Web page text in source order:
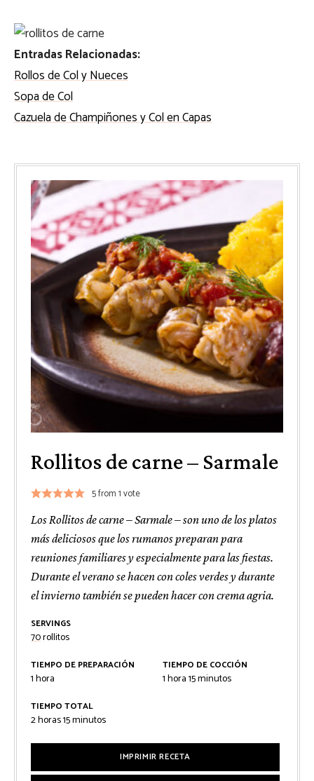
Entradas Relacionadas:
Rollos de Col y Nueces
Sopa de Col
Cazuela de Champiñones y Col en Capas
Rollitos de carne – Sarmale
5from 1 vote
Los Rollitos de carne – Sarmale – son uno de los platos
más deliciosos que los rumanos preparan para
reuniones familiares y especialmente para las fiestas.
Durante el verano se hacen con coles verdes y durante
el invierno también se pueden hacer con crema agria.
SERVINGS
70rollitos
TIEMPO DE PREPARACIÓN
1hora
hora
TIEMPO DE COCCIÓN
1hora
hora15minutos
minutos
TIEMPO TOTAL
2horas
horas15minutos
minutos
IMPRIMIR RECETA